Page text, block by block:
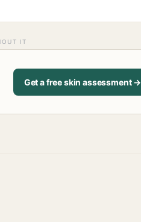
IT
Get a free skin assessment →